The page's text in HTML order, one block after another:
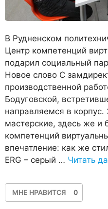
В Рудненском
Центр компетенций
подарил социальный
Новое слово С
производственной
Бодуговской,
направляемся в корпус.
мастерские, здесь же
компетенций
впечатление: как же
ERG – серый … Читать
МНЕ НРАВИТСЯ 0